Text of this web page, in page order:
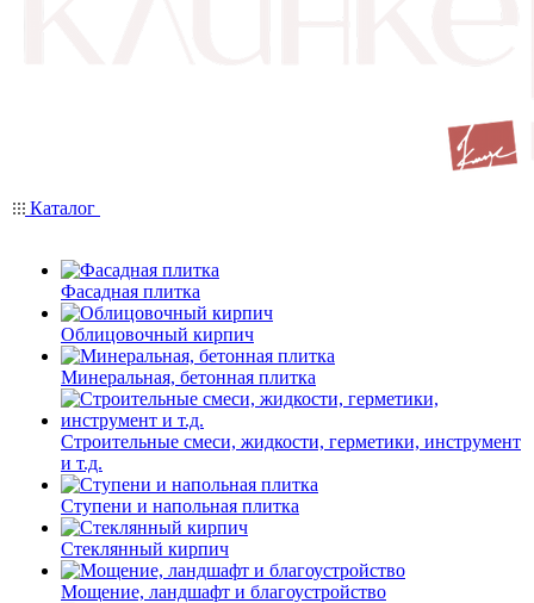
Каталог
Фасадная плитка
Облицовочный кирпич
Минеральная, бетонная плитка
Строительные смеси, жидкости, герметики, инструмент
и т.д.
Ступени и напольная плитка
Cтеклянный кирпич
Мощение, ландшафт и благоустройство